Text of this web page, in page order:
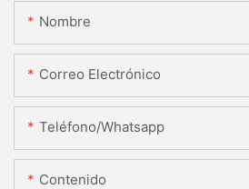
Nombre
Correo Electrónico
Teléfono/whatsapp
Contenido